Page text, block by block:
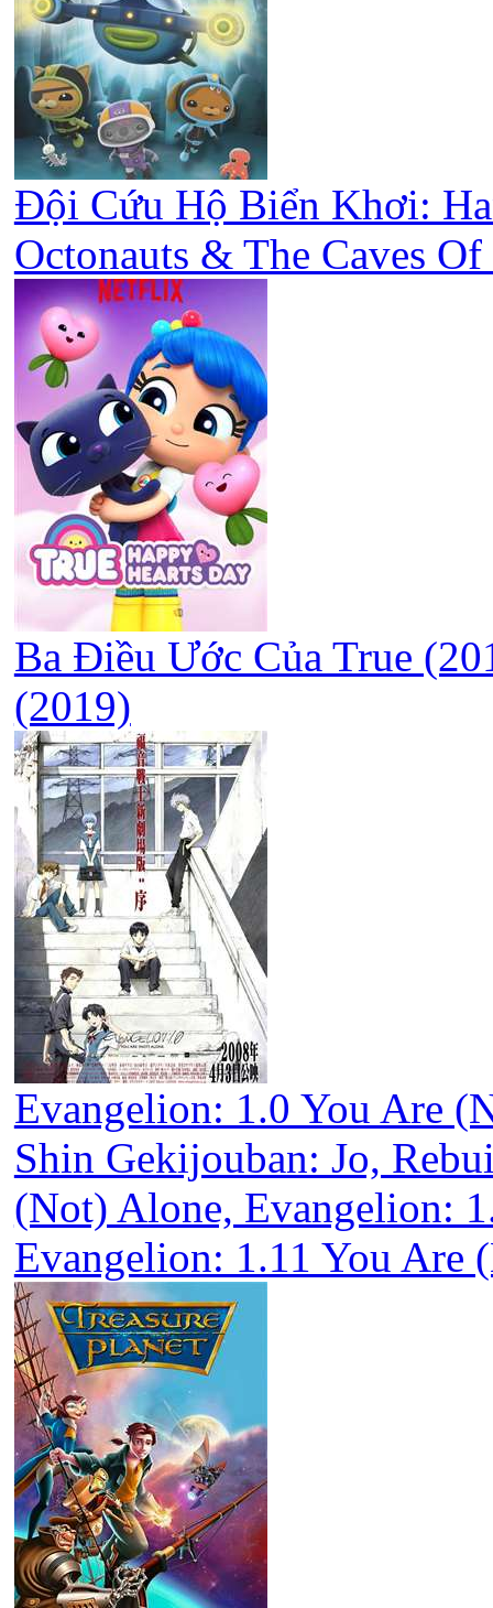
Đội Cứu Hộ Biển Khơi:
Octonauts & The Caves
Ba Điều Ước Của True
(2019)
Evangelion: 1.0 You Are
Shin Gekijouban: Jo,
(Not) Alone, Evangelion:
Evangelion: 1.11 You Are